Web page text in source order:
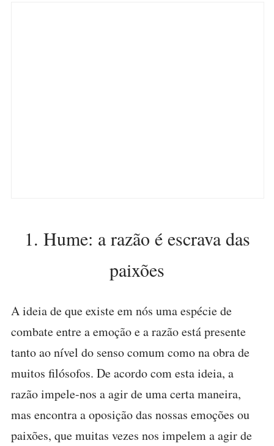
1. Hume: a razão é escrava das
paixões
A ideia de que existe em nós uma espécie de
combate entre a emoção e a razão está presente
tanto ao nível do senso comum como na obra de
muitos filósofos. De acordo com esta ideia, a
razão impele-nos a agir de uma certa maneira,
mas encontra a oposição das nossas emoções ou
paixões, que muitas vezes nos impelem a agir de